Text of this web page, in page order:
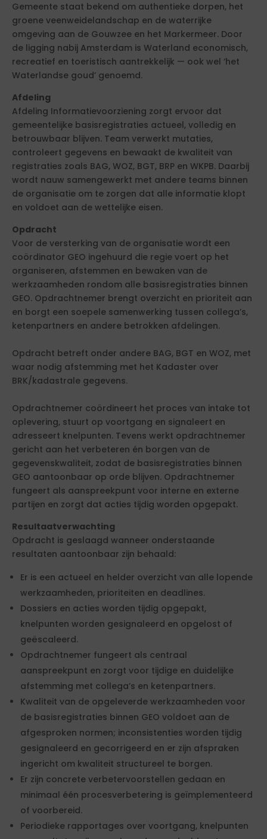
Gemeente staat bekend om authentieke dorpen, het
groene veenweidelandschap en de waterrijke
omgeving aan de Gouwzee en het Markermeer. Door
de ligging nabij Amsterdam is Waterland economisch,
recreatief en toeristisch aantrekkelijk — ook wel ‘het
Waterlandse goud’ genoemd.
Afdeling
Afdeling Informatievoorziening zorgt ervoor dat
gemeentelijke basisregistraties actueel, volledig en
betrouwbaar blijven. Team verwerkt mutaties,
controleert gegevens en bewaakt de kwaliteit van
registraties zoals BAG, WOZ, BGT, BRP en WKPB. Daarbij
wordt nauw samengewerkt met andere teams binnen
de organisatie om te zorgen dat alle informatie klopt
en voldoet aan de wettelijke eisen.
Opdracht
Voor de versterking van de organisatie wordt een
coördinator GEO ingehuurd die regie voert op het
organiseren, afstemmen en bewaken van de
werkzaamheden rondom alle basisregistraties binnen
GEO. Opdrachtnemer brengt overzicht en prioriteit aan
en borgt een soepele samenwerking tussen collega’s,
ketenpartners en andere betrokken afdelingen.
Opdracht betreft onder andere BAG, BGT en WOZ, met
waar nodig afstemming met het Kadaster over
BRK/kadastrale gegevens.
Opdrachtnemer coördineert het proces van intake tot
oplevering, stuurt op voortgang en signaleert en
adresseert knelpunten. Tevens werkt opdrachtnemer
gericht aan het verbeteren én borgen van de
gegevenskwaliteit, zodat de basisregistraties binnen
GEO aantoonbaar op orde blijven. Opdrachtnemer
fungeert als aanspreekpunt voor interne en externe
partijen en zorgt dat acties tijdig worden opgepakt.
Resultaatverwachting
Opdracht is geslaagd wanneer onderstaande
resultaten aantoonbaar zijn behaald:
Er is een actueel en helder overzicht van alle lopende
werkzaamheden, prioriteiten en deadlines.
Dossiers en acties worden tijdig opgepakt,
knelpunten worden gesignaleerd en opgelost of
geëscaleerd.
Opdrachtnemer fungeert als centraal
aanspreekpunt en zorgt voor tijdige en duidelijke
afstemming met collega’s en ketenpartners.
Kwaliteit van de opgeleverde werkzaamheden voor
de basisregistraties binnen GEO voldoet aan de
afgesproken normen; inconsistenties worden tijdig
gesignaleerd en gecorrigeerd en er zijn afspraken
ingericht om kwaliteit structureel te borgen.
Er zijn concrete verbetervoorstellen gedaan en
minimaal één procesverbetering is geïmplementeerd
of voorbereid.
Periodieke rapportages over voortgang, knelpunten